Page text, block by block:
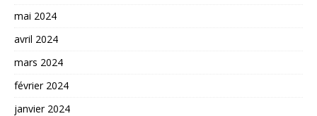
mai 2024
avril 2024
mars 2024
février 2024
janvier 2024